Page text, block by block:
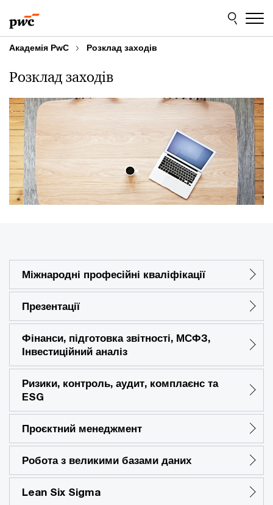
to
content
to
footer
Академія PwC Розклад заходів
Розклад заходів
Міжнародні професійні кваліфікації
Презентації
Фінанси, підготовка звітності, МСФЗ,
Інвестиційний аналіз
Ризики, контроль, аудит, комплаєнс та
ESG
Проєктний менеджмент
Робота з великими базами даних
Lean Six Sigma